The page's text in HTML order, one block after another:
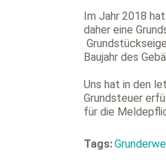
Im Jahr 2018
daher eine
Baujahr des
Uns hat in den
Grundsteuer
für die
Tags: